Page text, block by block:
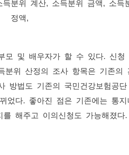
모 및 배우자가 할 수 있다. 신청
위 산정의 조사 항목은 기존의
방법도 기존의 국민건강보험공
었다. 좋아진 점은 기존에는 통
해주고 이의신청도 가능해졌다.